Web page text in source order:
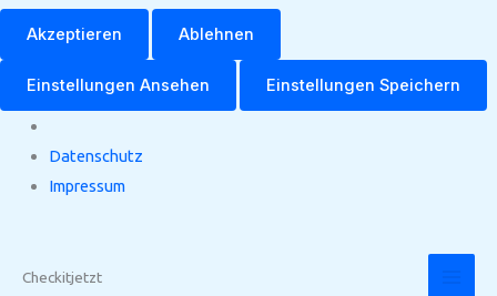
Akzeptieren Ablehnen
Einstellungen Ansehen Einstellungen Speichern
Datenschutz
Impressum
InhaltCheckitjetzt